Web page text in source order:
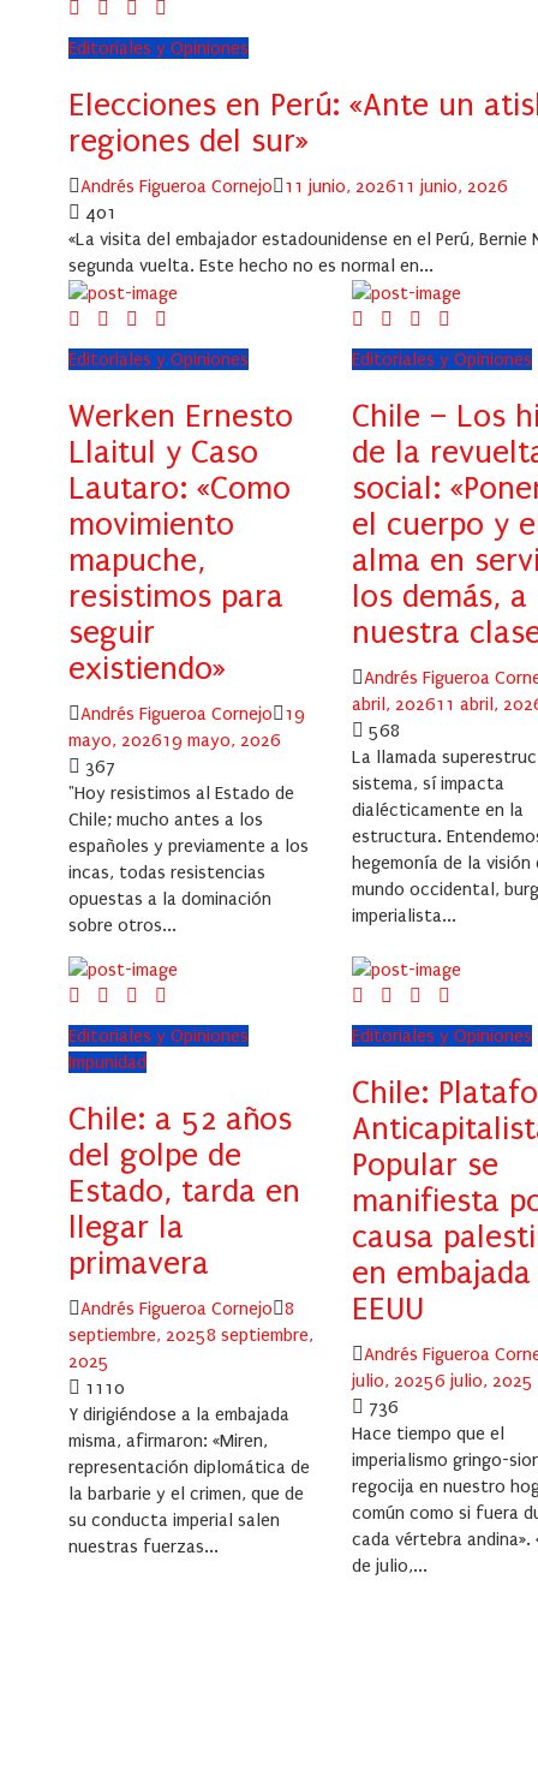
Editoriales y Opiniones
Elecciones en Perú: «Ante un
regiones del sur»
Author
Andrés Figueroa Cornejo
Posted
11 junio, 202611 junio, 2026
401
«La visita del embajador estadounidense en el Perú,
segunda vuelta. Este hecho no es normal en...
Editoriales y Opiniones
Werken Ernesto
Llaitul y Caso
Lautaro: «Como
movimiento
mapuche,
resistimos para
seguir
existiendo»
Author
Andrés Figueroa Cornejo
Posted
19
mayo, 202619 mayo, 2026
367
"Hoy resistimos al Estado de
Chile; mucho antes a los
españoles y previamente a los
incas, todas resistencias
opuestas a la dominación
sobre otros...
Editoriales y Opiniones
Chile – Los
de la
social:
el cuerpo y
alma en
los demás, a
nuestra
Author
Andrés Figueroa
abril, 202611 abril,
568
La llamada
sistema, sí impacta
dialécticamente en la
estructura.
hegemonía de la visión
mundo occidental,
imperialista...
Editoriales y Opiniones
Impunidad
Chile: a 52 años
del golpe de
Estado, tarda en
llegar la
primavera
Author
Andrés Figueroa Cornejo
Posted
on
8
septiembre, 20258 septiembre,
2025
1110
Y dirigiéndose a la embajada
misma, afirmaron: «Miren,
representación diplomática de
la barbarie y el crimen, que de
su conducta imperial salen
nuestras fuerzas...
Editoriales y Opiniones
Chile:
Popular se
manifiesta
causa
en embajada
EEUU
Author
Andrés Figueroa
julio, 20256 julio, 2025
736
Hace tiempo que el
imperialismo gringo-
regocija en nuestro
común como si fuera
cada vértebra andina».
de julio,...